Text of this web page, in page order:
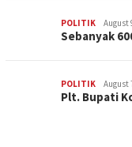
POLITIK August
Sebanyak
POLITIK August
Plt. Bupati